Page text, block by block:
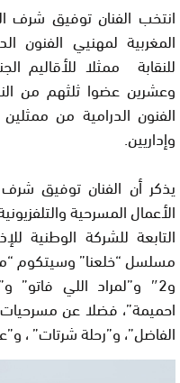
انتخب الفنان توفيق شرف
المغربية لمهنيي الفنون
للنقابة ممثلا للأقاليم
وعشرين عضوا ثلثهم من
الفنون الدرامية من
وإداريين.
يذكر أن الفنان توفيق
الأعمال المسرحية
التابعة للشركة الوطنية
و2″ و”لمراد اللي
احميمة”، فضلا عن
الفاضل”، و”رحلة شرتات” ،